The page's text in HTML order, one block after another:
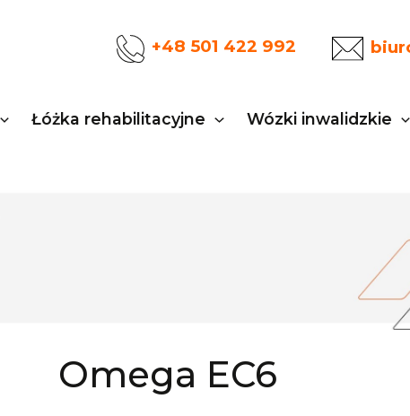
+48 501 422 992
Łóżka rehabilitacyjne Wózki inwalidzkie
Omega EC6